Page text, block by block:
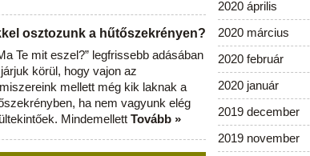
osztozunk a hűtőszekrényen?
Te mit eszel?” legfrissebb adásában
körül, hogy vajon az
mellett még kik laknak a
ha nem vagyunk elég
Mindemellett Tovább »
2020 április
2020 március
2020 február
2020 január
2019 december
2019 november